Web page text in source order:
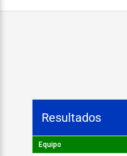
z
l
Resultados
Equipo